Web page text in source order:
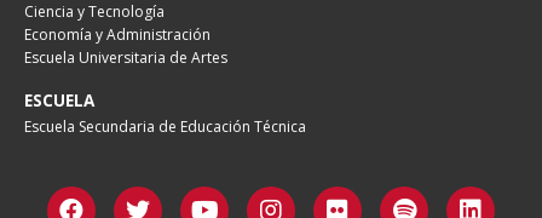
Ciencia y Tecnología
Economía y Administración
Escuela Universitaria de Artes
ESCUELA
Escuela Secundaria de Educación Técnica